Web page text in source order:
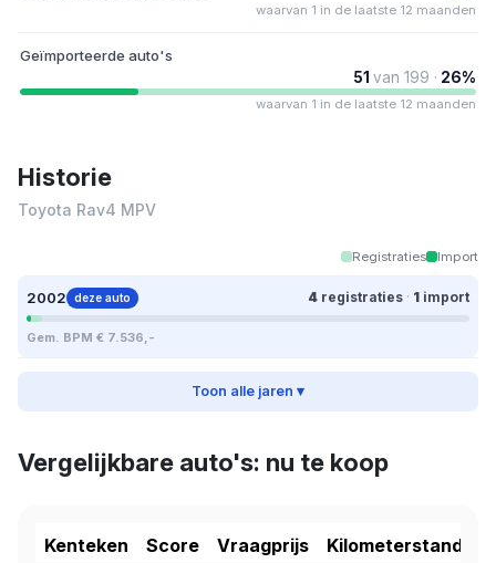
waarvan 1 in de laatste 12 maanden
Geïmporteerde auto's
51 van 199 · 26%
waarvan 1 in de laatste 12 maanden
Historie
Toyota Rav4 MPV
Registraties Import
2002 deze auto 4 registraties · 1 import
Gem. BPM € 7.536,-
Toon alle jaren ▾
Vergelijkbare auto's: nu te koop
Kenteken Score Vraagprijs Kilometerstand